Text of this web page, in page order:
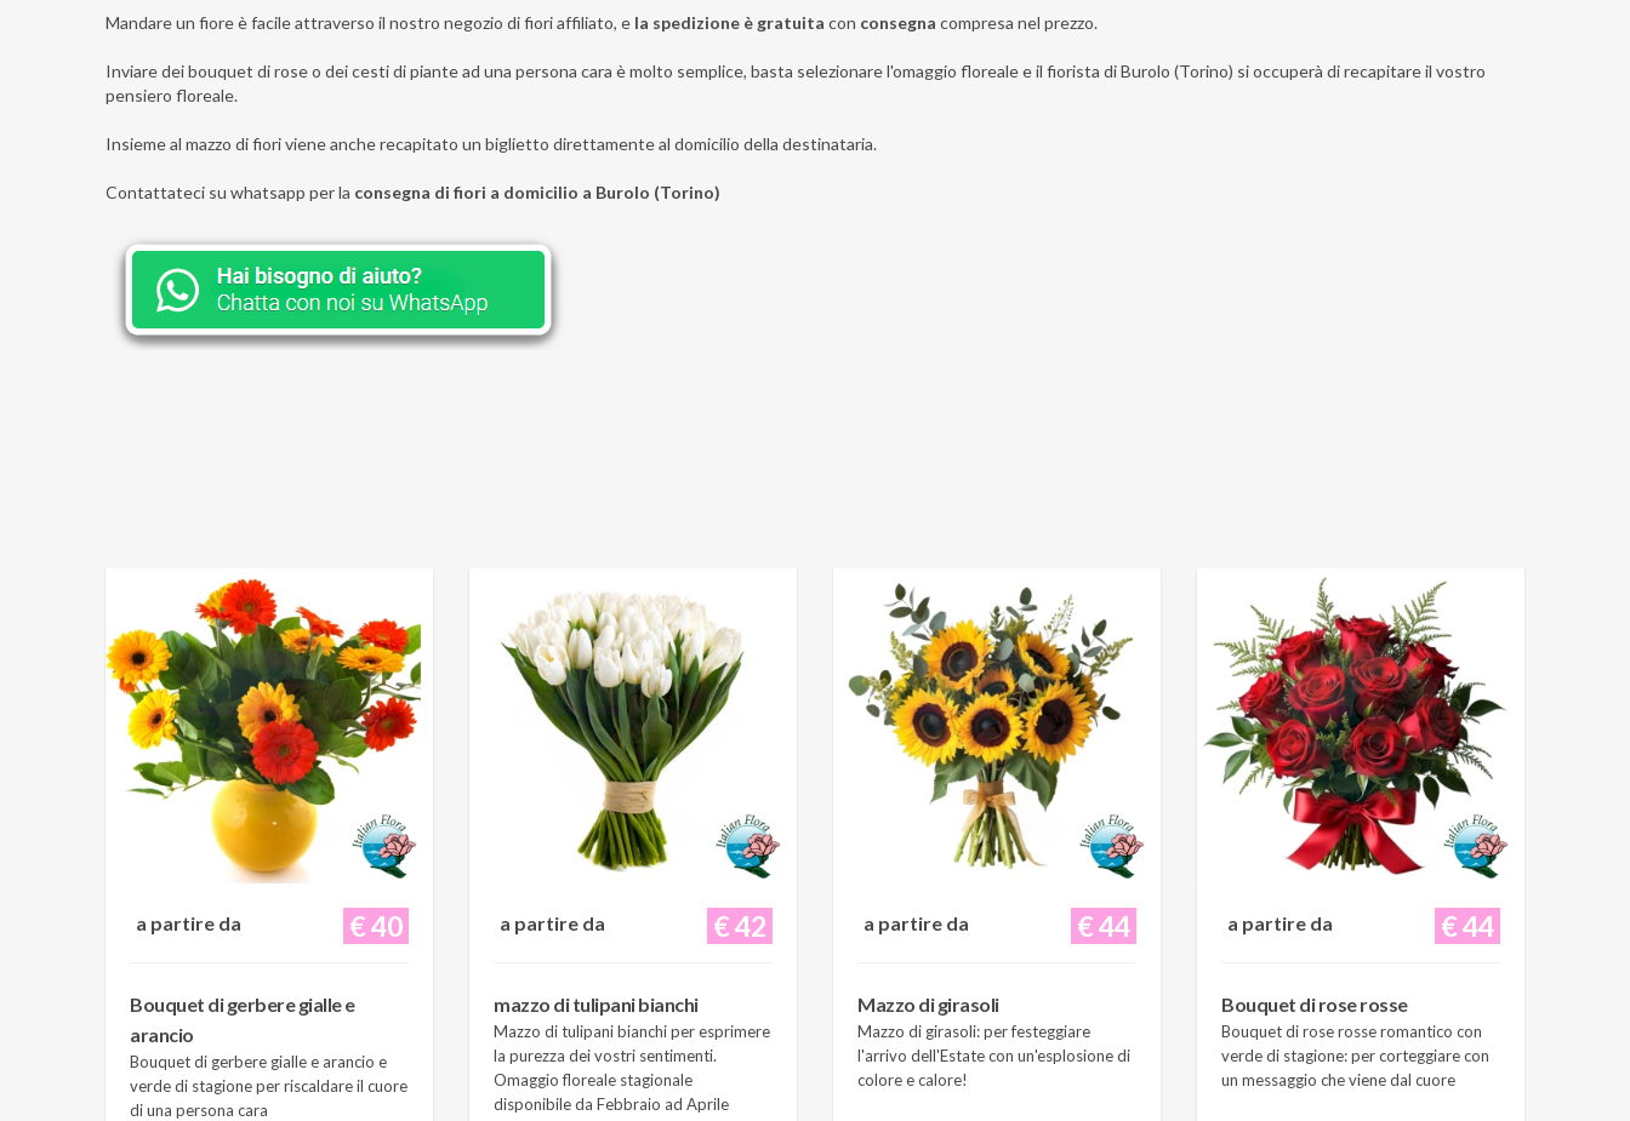
Mandare un fiore è facile attraverso il nostro negozio di fiori affiliato, e la spedizione è gratuita con consegna compresa nel prezzo.
Inviare dei bouquet di rose o dei cesti di piante ad una persona cara è molto semplice, basta selezionare l'omaggio floreale e il fiorista di Burolo (Torino) si occuperà di recapitare il vostro
pensiero floreale.
Insieme al mazzo di fiori viene anche recapitato un biglietto direttamente al domicilio della destinataria.
Contattateci su whatsapp per la consegna di fiori a domicilio a Burolo (Torino)
€ 40
a partire da
Bouquet di gerbere gialle e
arancio
Bouquet di gerbere gialle e arancio e
verde di stagione per riscaldare il cuore
di una persona cara
€ 42
a partire da
mazzo di tulipani bianchi
Mazzo di tulipani bianchi per esprimere
la purezza dei vostri sentimenti.
Omaggio floreale stagionale
disponibile da Febbraio ad Aprile
€ 44
a partire da
Mazzo di girasoli
Mazzo di girasoli: per festeggiare
l'arrivo dell'Estate con un'esplosione di
colore e calore!
€ 44
a partire da
Bouquet di rose rosse
Bouquet di rose rosse romantico con
verde di stagione: per corteggiare con
un messaggio che viene dal cuore